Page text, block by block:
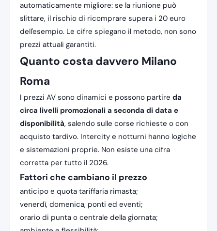
automaticamente migliore: se la riunione può
slittare, il rischio di ricomprare supera i 20 euro
dell'esempio. Le cifre spiegano il metodo, non sono
prezzi attuali garantiti.
Quanto costa davvero Milano
Roma
I prezzi AV sono dinamici e possono partire da
circa livelli promozionali a seconda di data e
disponibilità, salendo sulle corse richieste o con
acquisto tardivo. Intercity e notturni hanno logiche
e sistemazioni proprie. Non esiste una cifra
corretta per tutto il 2026.
Fattori che cambiano il prezzo
anticipo e quota tariffaria rimasta;
venerdì, domenica, ponti ed eventi;
orario di punta o centrale della giornata;